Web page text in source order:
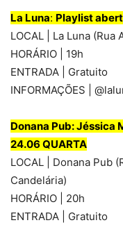
La Luna: Playlist
LOCAL | La Luna (Rua
HORÁRIO | 19h
ENTRADA | Gratuito
INFORMAÇÕES |
Donana Pub: Jéssica
24.06 QUARTA
LOCAL | Donana Pub
Candelária)
HORÁRIO | 20h
ENTRADA | Gratuito